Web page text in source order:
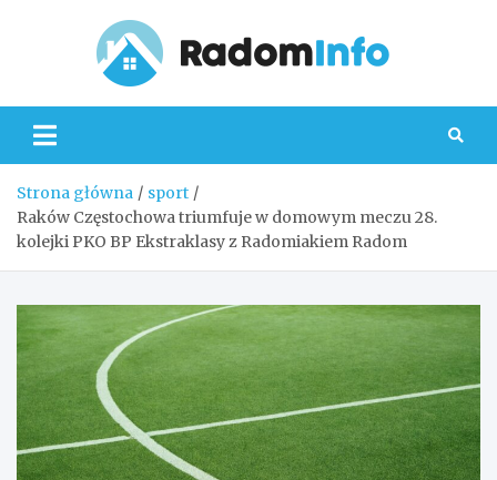
Strona główna
sport
Raków Częstochowa triumfuje w domowym meczu 28.
kolejki PKO BP Ekstraklasy z Radomiakiem Radom